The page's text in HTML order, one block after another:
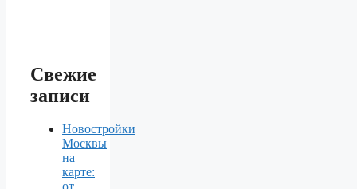
Свежие
записи
Новостройки
Москвы
на
карте: